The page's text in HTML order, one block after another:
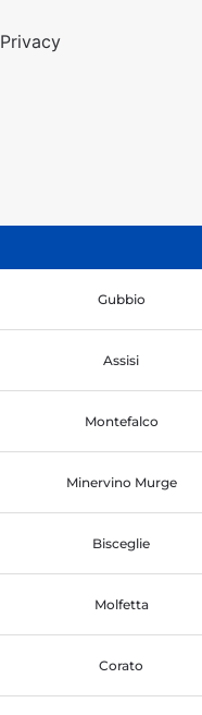
Privacy
Gubbio
Assisi
Montefalco
Minervino Murge
Bisceglie
Molfetta
Corato